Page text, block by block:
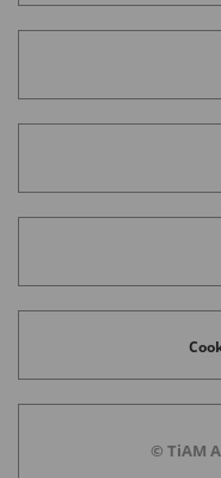
© TiAM